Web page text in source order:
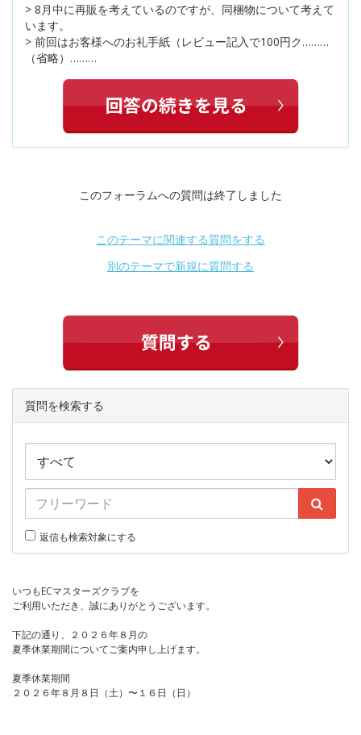
> 8月中に再販を考えているのですが、同梱物について考えて
います。
> 前回はお客様へのお礼手紙（レビュー記入で100円ク………
（省略）………
このフォーラムへの質問は終了しました
このテーマに関連する質問をする
別のテーマで新規に質問する
質問を検索する
返信も検索対象にする
いつもECマスターズクラブを
ご利用いただき、誠にありがとうございます。
下記の通り、２０２６年８月の
夏季休業期間についてご案内申し上げます。
夏季休業期間
２０２６年８月８日（土）〜１６日（日）